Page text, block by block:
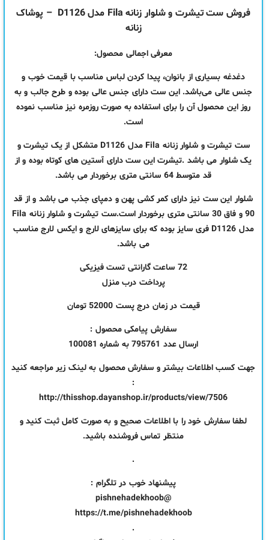
فروش ست تیشرت و شلوار زنانه Fila مدل D1126 – پوشاک
زنانه
معرفی اجمالی محصول:
دغدغه بسیاری از بانوان، پیدا کردن لباس مناسب با قیمت خوب و
جنس عالی می‌باشد. این ست دارای جنس عالی بوده و طرح جالب و به
روز این محصول آن را برای استفاده به صورت روزمره نیز مناسب نموده
است.
ست تیشرت و شلوار زنانه Fila مدل D1126 متشکل از یک تیشرت و
یک شلوار می باشد .تیشرت این ست دارای آستین های کوتاه بوده و از
قد متوسط 64 سانتی متری برخوردار می باشد.
شلوار این ست نیز دارای کمر کشی پهن و دمپای جذب می باشد و از قد
90 و فاق 30 سانتی متری برخوردار است.ست تیشرت و شلوار زنانه Fila
مدل D1126 فری سایز بوده که برای سایزهای لارج و ایکس لارج مناسب
می باشد.
72 ساعت گارانتی تست فیزیکی
پرداخت درب منزل
قیمت در زمان درج پست 52000 تومان
سفارش پیامکی محصول :
ارسال عدد 795761 به شماره 100081
جهت کسب اطلاعات بیشتر و سفارش محصول به لینک زیر مراجعه کنید
:
http://thisshop.dayanshop.ir/products/view/7506
لطفا سفارش خود را با اطلاعات صحیح و به صورت کامل ثبت کنید و
منتظر تماس فروشنده باشید.
.
پیشنهاد خوب در تلگرام :
@pishnehadekhoob
https://t.me/pishnehadekhoob
.